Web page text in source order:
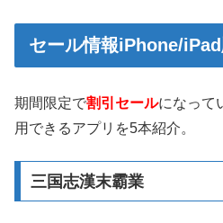
セール情報iPhone/iPad
期間限定で割引セールになって
用できるアプリを5本紹介。
三国志漢末霸業